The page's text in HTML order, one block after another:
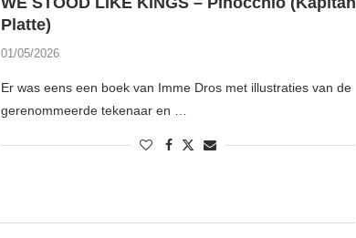
Platte)
01/05/2026
Er was eens een boek van Imme Dros met illustraties van de
gerenommeerde tekenaar en …